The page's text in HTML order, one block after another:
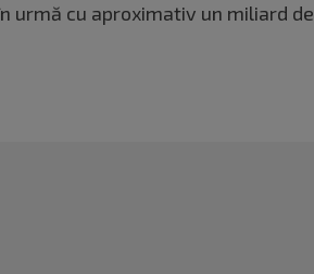
urmă cu aproximativ un miliard de